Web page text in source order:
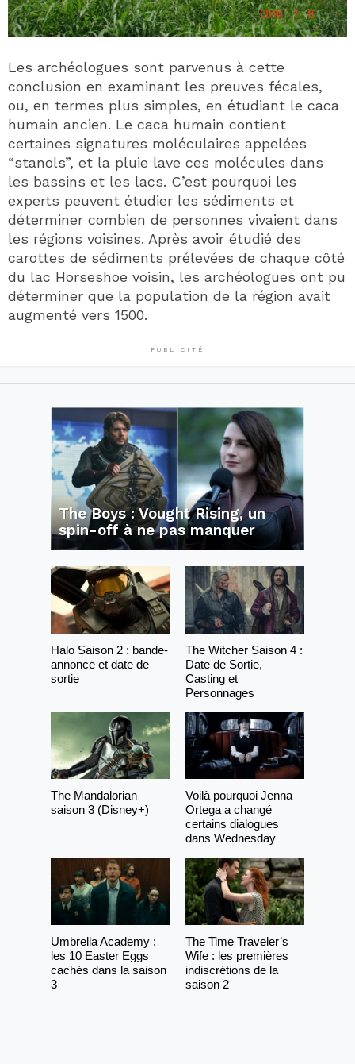
Les archéologues sont parvenus à cette
conclusion en examinant les preuves fécales,
ou, en termes plus simples, en étudiant le caca
humain ancien. Le caca humain contient
certaines signatures moléculaires appelées
“stanols”, et la pluie lave ces molécules dans
les bassins et les lacs. C’est pourquoi les
experts peuvent étudier les sédiments et
déterminer combien de personnes vivaient dans
les régions voisines. Après avoir étudié des
carottes de sédiments prélevées de chaque côté
du lac Horseshoe voisin, les archéologues ont pu
déterminer que la population de la région avait
augmenté vers 1500.
PUBLICITÉ
The Boys : Vought Rising, un
spin-off à ne pas manquer
Halo Saison 2 : bande-
annonce et date de
sortie
The Witcher Saison 4 :
Date de Sortie,
Casting et
Personnages
The Mandalorian
saison 3 (Disney+)
Voilà pourquoi Jenna
Ortega a changé
certains dialogues
dans Wednesday
Umbrella Academy :
les 10 Easter Eggs
cachés dans la saison
3
The Time Traveler’s
Wife : les premières
indiscrétions de la
saison 2